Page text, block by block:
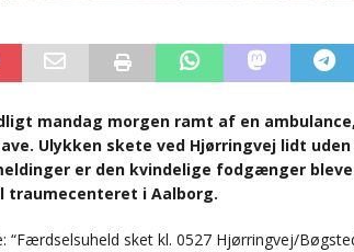
mandag morgen ramt af en
Ulykken skete ved Hjørringvej lidt
er den kvindelige fodgænger
i Aalborg.
“Færdselsuheld sket kl. 0527 Hjørringvej/